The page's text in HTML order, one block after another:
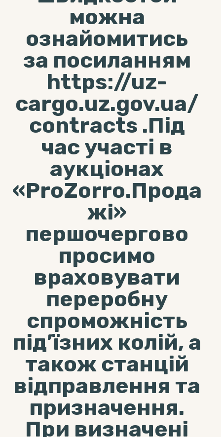
можна
ознайомитись
за посиланням
https://uz-
cargo.uz.gov.ua/
contracts .Під
час участі в
аукціонах
«ProZorro.Прода
жі»
першочергово
просимо
враховувати
переробну
спроможність
під’їзних колій, а
також станцій
відправлення та
призначення.
При визначені